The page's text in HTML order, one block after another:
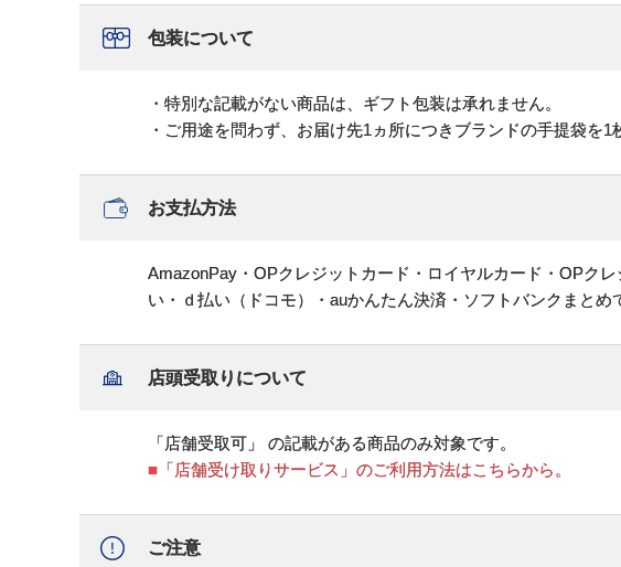
包装について
・特別な記載がない商品は、ギフト包装は承れません。
・ご用途を問わず、お届け先1ヵ所につきブランドの手提袋を1
お支払方法
AmazonPay・OPクレジットカード・ロイヤルカード・OPク
い・ｄ払い（ドコモ）・auかんたん決済・ソフトバンクまと
店頭受取りについて
「店舗受取可」 の記載がある商品のみ対象です。
■「店舗受け取りサービス」のご利用方法はこちらから。
ご注意